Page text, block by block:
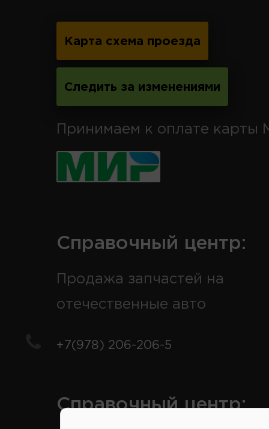
Карта схема проезда
Следить за изменениями
Принимаем к оплате карты
Справочный центр:
Продажа запчастей на
отечественные авто
+7(978) 206-206-5
Справочный центр: